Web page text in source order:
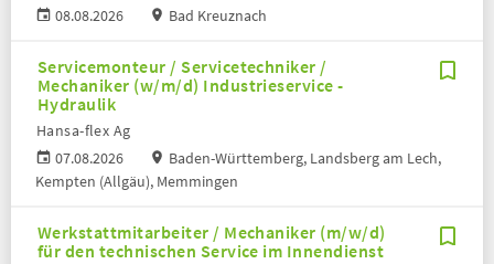
08.08.2026
Bad Kreuznach
Servicemonteur / Servicetechniker /
Mechaniker (w/m/d) Industrieservice -
Hydraulik
07.08.2026
Hansa-flex Ag
Baden-Württemberg, Landsberg am Lech,
Kempten (Allgäu), Memmingen
Werkstattmitarbeiter / Mechaniker (m/w/d)
für den technischen Service im Innendienst